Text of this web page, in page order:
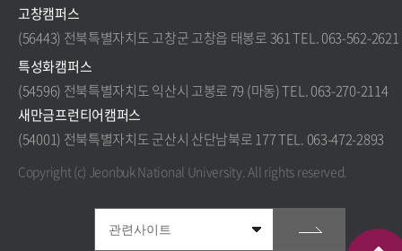
고창캠퍼스
(56443) 전북특별자치도 고창군 고창읍 태봉로 361 TEL. 063-562-2621
특성화캠퍼스
(54596) 전북특별자치도 익산시 고봉로 79 (마동) TEL. 063-270-2114
새만금프런티어캠퍼스
(54001) 전북특별자치도 군산시 산단남북로 177 TEL. 063-472-2893
Copyright (c) Jeonbuk National University.All rights reserved.